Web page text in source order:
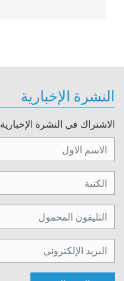
النشرة الإخبارية
الاشتراك في النشرة الإخبارية